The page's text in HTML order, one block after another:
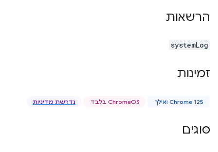
הרשאות
systemLog
זמינות
Chrome 125 ואילך ‫ChromeOS בלבד נדרשת מדיניות
סוגים